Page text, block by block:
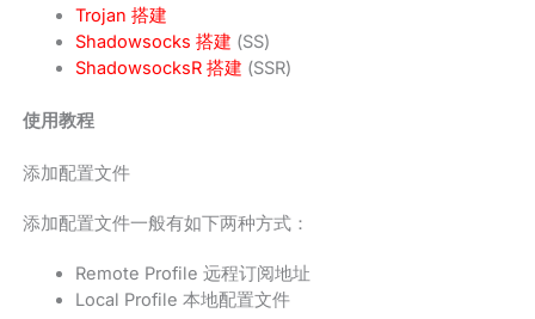
Trojan 搭建
Shadowsocks 搭建 (SS)
ShadowsocksR 搭建 (SSR)
使用教程
添加配置文件
添加配置文件一般有如下两种方式：
Remote Profile 远程订阅地址
Local Profile 本地配置文件